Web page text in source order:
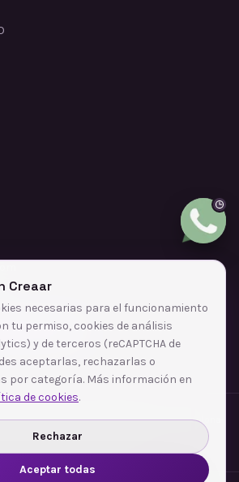
en Google
·L'Hospitalet de Llobregat·Terrassa·Badalona
Santa Coloma de Gramenet
Creaar
necesarias para el funcionamiento
tu permiso, cookies de análisis
y de terceros (reCAPTCHA de
aceptarlas, rechazarlas o
por categoría. Más información en
de cookies.
Rechazar
Aceptar todas